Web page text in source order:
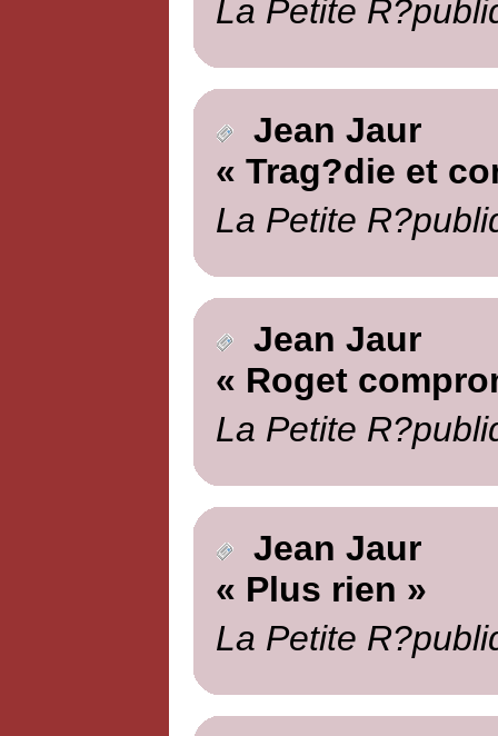
La Petite
Jean Jaur
« Trag?die et
La Petite
Jean Jaur
« Roget
La Petite
Jean Jaur
« Plus rien »
La Petite